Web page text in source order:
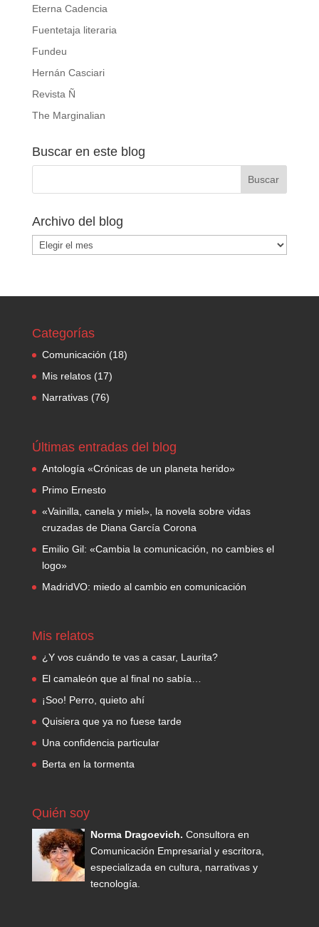
Eterna Cadencia
Fuentetaja literaria
Fundeu
Hernán Casciari
Revista Ñ
The Marginalian
Buscar en este blog
Archivo del blog
Archivo
del
Categorías
Comunicación (18)
Mis relatos(17)
Narrativas(76)
Últimas entradas del blog
Antología «Crónicas de un planeta herido»
Primo Ernesto
«Vainilla, canela y miel», la novela sobre vidas
cruzadas de Diana García Corona
Emilio Gil: «Cambia la comunicación, no cambies el
logo»
MadridVO: miedo al cambio en comunicación
Mis relatos
¿Y vos cuándo te vas a casar, Laurita?
El camaleón que al final no sabía…
¡Soo! Perro, quieto ahí
Quisiera que ya no fuese tarde
Una confidencia particular
Berta en la tormenta
Quién soy
Norma Dragoevich. Consultora en
Comunicación Empresarial y escritora,
especializada en cultura, narrativas y
tecnología.